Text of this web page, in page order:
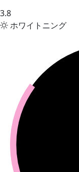
3.8
ホワイトニング